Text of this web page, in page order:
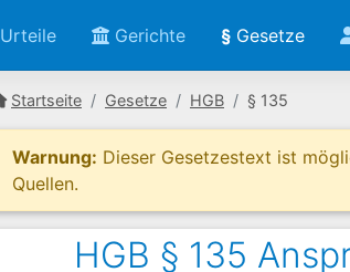
Urteile Gerichte § Gesetze
Startseite Gesetze HGB § 135
Warnung: Dieser Gesetzestext ist
Quellen.
HGB § 135